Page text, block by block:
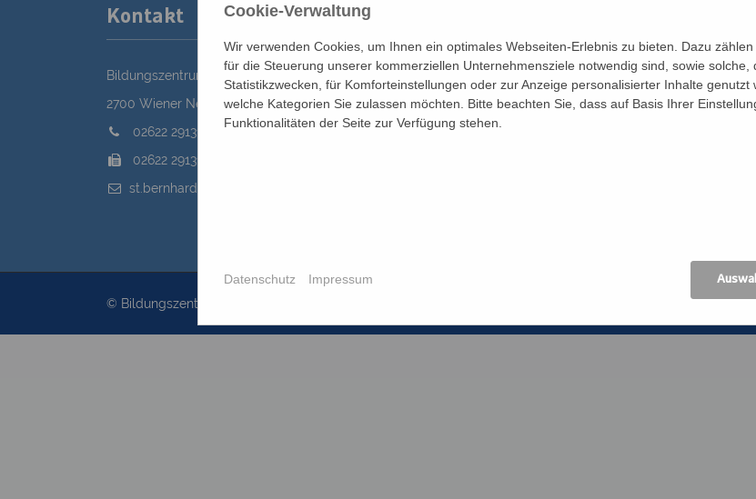
Kontakt
Bildungszentrum St. Bernhard der Erzdiözese Wien
2700 Wiener Neustadt, Domplatz 1
02622 29131
02622 29131-5040
st.bernhard@edw.or.at
Newsletter
Förderverein
Anreise
© Bildungszentrum St.Bernhard 2026
Cookie-Verwaltung
Wir verwenden Cookies, um Ihnen ein optimales Webseiten-Erlebnis zu bieten. Dazu
für die Steuerung unserer kommerziellen Unternehmensziele notwendig sind, sowie solche,
Statistikzwecken, für Komforteinstellungen oder zur Anzeige personalisierter Inhalte genutzt
welche Kategorien Sie zulassen möchten. Bitte beachten Sie, dass auf Basis Ihrer
Funktionalitäten der Seite zur Verfügung stehen.
Datenschutz Impressum